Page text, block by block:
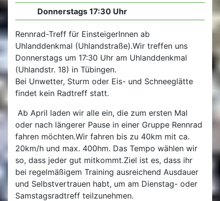
Donnerstags 17:30 Uhr
Rennrad-Treff für EinsteigerInnen ab
Uhlanddenkmal (Uhlandstraße).Wir treffen uns
Donnerstags um 17:30 Uhr am Uhlanddenkmal
(Uhlandstr. 18) in Tübingen.
Bei Unwetter, Sturm oder Eis- und Schneeglätte
findet kein Radtreff statt.
Ab April laden wir alle ein, die zum ersten Mal
oder nach längerer Pause in einer Gruppe Rennrad
fahren möchten.Wir fahren bis zu 40km mit ca.
20km/h und max. 400hm. Das Tempo wählen wir
so, dass jeder gut mitkommt.Ziel ist es, dass ihr
bei regelmäßigem Training ausreichend Ausdauer
und Selbstvertrauen habt, um am Dienstag- oder
Samstagsradtreff teilzunehmen.